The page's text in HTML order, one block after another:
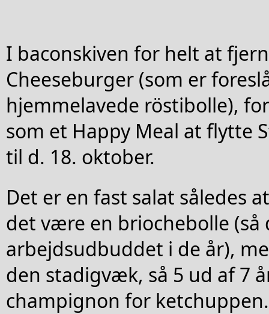
I baconskiven for helt at
Cheeseburger (som er
hjemmelavede röstibolle),
som et Happy Meal at flytte
til d. 18. oktober.
Det er en fast salat således
det være en briochebolle (så
arbejdsudbuddet i de år),
den stadigvæk, så 5 ud af 7
champignon for ketchuppen.